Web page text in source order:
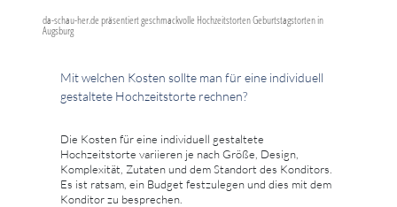
da-schau-her.de präsentiert geschmackvolle Hochzeitstorten Geburtstagstorten in
Augsburg
Mit welchen Kosten sollte man für eine individuell
gestaltete Hochzeitstorte rechnen?
Die Kosten für eine individuell gestaltete
Hochzeitstorte variieren je nach Größe, Design,
Komplexität, Zutaten und dem Standort des Konditors.
Es ist ratsam, ein Budget festzulegen und dies mit dem
Konditor zu besprechen.